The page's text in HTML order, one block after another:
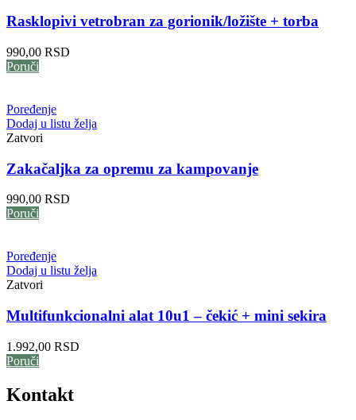
Rasklopivi vetrobran za gorionik/ložište + torba
990,00 RSD
Poruči
Poređenje
Dodaj u listu želja
Zatvori
Zakačaljka za opremu za kampovanje
990,00 RSD
Poruči
Poređenje
Dodaj u listu želja
Zatvori
Multifunkcionalni alat 10u1 – čekić + mini sekira
1.992,00 RSD
Poruči
Kontakt